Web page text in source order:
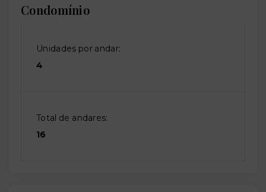
Condomínio
Unidades por andar:
4
Total de andares:
16